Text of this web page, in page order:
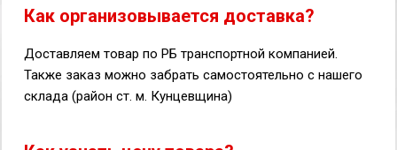
Как организовывается доставка?
Доставляем товар по РБ транспортной компанией.
Также заказ можно забрать самостоятельно с нашего
склада (район ст. м. Кунцевщина)